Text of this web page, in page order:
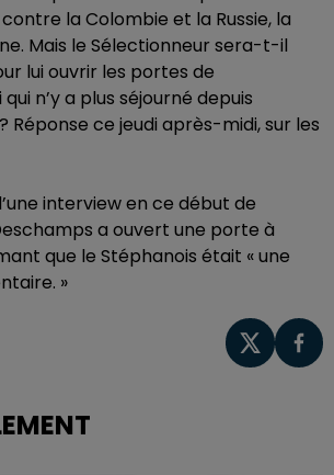
la Colombie et la Russie, la
Mais le Sélectionneur sera-t-il
lui ouvrir les portes de
n’y a plus séjourné depuis
Réponse ce jeudi après-midi, sur les
interview en ce début de
a ouvert une porte à
que le Stéphanois était « une
»